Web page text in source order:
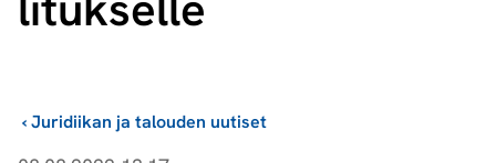
Juridiikan ja talouden uutiset
›